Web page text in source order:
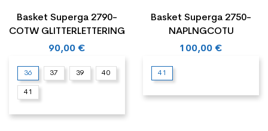
Basket Superga 2790-
COTW GLITTERLETTERING
90,00 €
36 37 39 40
41
Basket Superga 2750-
NAPLNGCOTU
100,00 €
41